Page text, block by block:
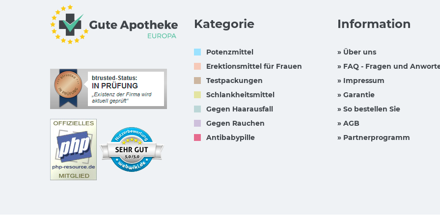
Kategorie
Potenzmittel
Erektionsmittel für Frauen
Testpackungen
Schlankheitsmittel
Gegen Haarausfall
Gegen Rauchen
Antibabypille
Information
» Über uns
» FAQ - Fragen und
» Impressum
» Garantie
» So bestellen Sie
» AGB
» Partnerprogramm